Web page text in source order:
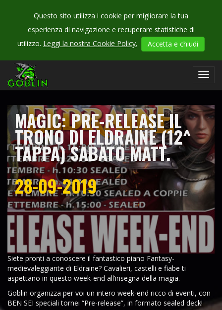
Questo sito utilizza i cookie per migliorare la tua
esperienza di navigazione e recuperare statistiche di
utilizzo. Leggi la nostra Cookie Policy. Accetta e chiudi
CHECK
OUR
MAGIC: PRE-RELEASE IL
TRONO DI ELDRAINE (12^
TAPPA) SABATO MATT.
28-09-2019
Siete pronti a conoscere il fantastico piano Fantasy-
medievaleggiante di Eldraine? Cavalieri, castelli e fiabe ti
aspettano in questo week-end all’insegna della magia.
Goblin organizza per voi un intero week-end ricco di eventi, con
BEN SEI speciali tornei “Pre-release”, in formato sealed deck!